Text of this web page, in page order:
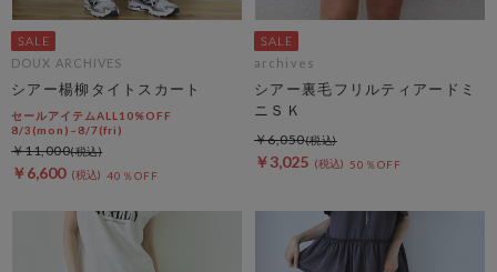
DOUX ARCHIVES
シアー楊柳タイトスカート
セールアイテムALL10%OFF
8/3(mon)~8/7(fri)
￥6,600 40％OFF
￥11,000
archives
シアー裏毛フリルティアードミ
ニＳＫ
￥3,025 50％OFF
￥6,050